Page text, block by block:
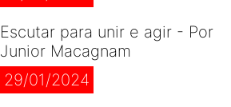
Escutar para unir e agir - Por
Junior Macagnam
29/01/2024